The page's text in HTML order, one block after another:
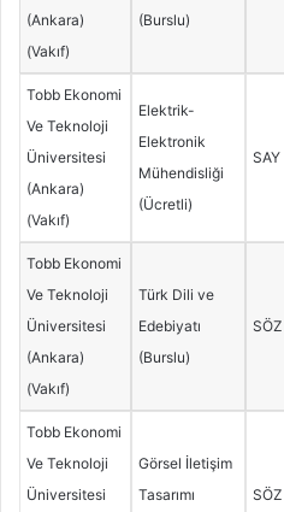
(Ankara)
(Vakıf)
(Burslu)
Tobb Ekonomi
Ve Teknoloji
Üniversitesi
(Ankara)
(Vakıf)
Elektrik-
Elektronik
Mühendisliği
(Ücretli)
SAY
Tobb Ekonomi
Ve Teknoloji
Üniversitesi
(Ankara)
(Vakıf)
Türk Dili ve
Edebiyatı
(Burslu)
SÖZ
Tobb Ekonomi
Ve Teknoloji
Üniversitesi
Görsel İletişim
Tasarımı
SÖZ